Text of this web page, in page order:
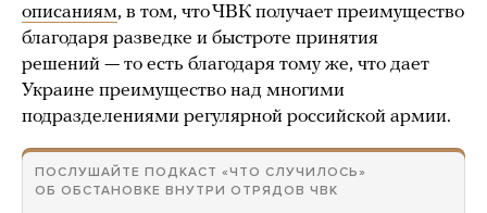
описаниям, в том, что ЧВК получает преимущество
благодаря разведке и быстроте принятия
решений — то есть благодаря тому же, что дает
Украине преимущество над многими
подразделениями регулярной российской армии.
ПОСЛУШАЙТЕ ПОДКАСТ «ЧТО СЛУЧИЛОСЬ»
ОБ ОБСТАНОВКЕ ВНУТРИ ОТРЯДОВ ЧВК